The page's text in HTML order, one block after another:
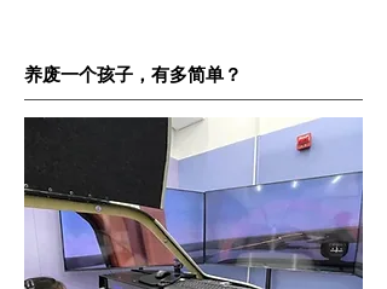
养废一个孩子，有多简单？